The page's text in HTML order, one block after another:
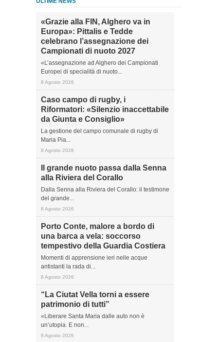
«Grazie alla FIN, Alghero va in
Europa»: Pittalis e Tedde
celebrano l’assegnazione dei
Campionati di nuoto 2027
«L’assegnazione ad Alghero dei Campionati
Europei di specialità di nuoto...
8 Agosto 2026
Caso campo di rugby, i
Riformatori: «Silenzio inaccettabile
da Giunta e Consiglio»
La gestione del campo comunale di rugby di
Maria Pia...
8 Agosto 2026
Il grande nuoto passa dalla Senna
alla Riviera del Corallo
Dalla Senna alla Riviera del Corallo: il testimone
del grande...
8 Agosto 2026
Porto Conte, malore a bordo di
una barca a vela: soccorso
tempestivo della Guardia Costiera
Momenti di apprensione ieri nelle acque
antistanti la rada di...
8 Agosto 2026
“La Ciutat Vella torni a essere
patrimonio di tutti”
«Liberare Santa Maria dalle auto non è
un’utopia. E non...
8 Agosto 2026